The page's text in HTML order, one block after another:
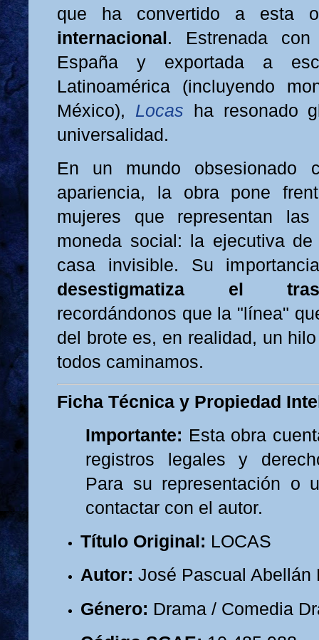
que ha convertido a esta
internacional. Estrenada
España y exportada a
Latinoamérica (incluyendo
México), Locas ha resonado
universalidad.
En un mundo
apariencia, la obra pone
mujeres que representan
moneda social: la ejecutiva
casa invisible. Su
desestigmatiza el
recordándonos que la "línea"
del brote es, en realidad, un
todos caminamos.
Ficha Técnica y Propiedad
Importante: Esta obra
registros legales y
Para su representación o
contactar con el autor.
Título Original: LOCAS
Autor: José Pascual Abellán
Género: Drama / Comedia